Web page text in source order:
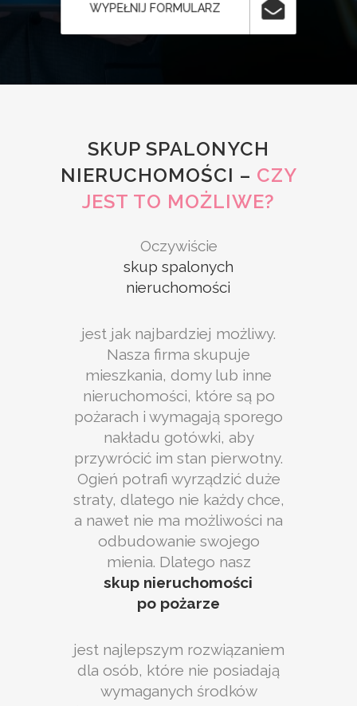
WYPEŁNIJ FORMULARZ
SKUP SPALONYCH
NIERUCHOMOŚCI – CZY
JEST TO MOŻLIWE?
Oczywiście
skup spalonych
nieruchomości
jest jak najbardziej możliwy.
Nasza firma skupuje
mieszkania, domy lub inne
nieruchomości, które są po
pożarach i wymagają sporego
nakładu gotówki, aby
przywrócić im stan pierwotny.
Ogień potrafi wyrządzić duże
straty, dlatego nie każdy chce,
a nawet nie ma możliwości na
odbudowanie swojego
mienia. Dlatego nasz
skup nieruchomości
po pożarze
jest najlepszym rozwiązaniem
dla osób, które nie posiadają
wymaganych środków